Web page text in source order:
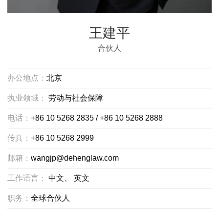
王建平
合伙人
办公地点： 北京
执业领域： 劳动与社会保障
电话： +86 10 5268 2835 / +86 10 5268 2888
传真： +86 10 5268 2999
邮箱： wangjp@dehenglaw.com
工作语言： 中文、 英文
职务： 全球合伙人